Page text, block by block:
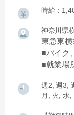
時給：
神奈川県
東急東
■バイク
■就業場
週2, 週3,
月, 火, 水